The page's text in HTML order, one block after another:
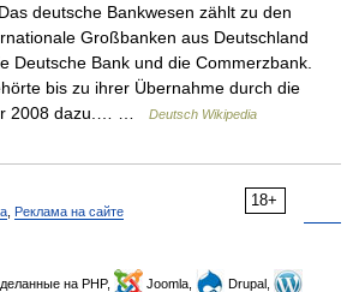
deutsche Bankwesen zählt zu den
Großbanken aus Deutschland
Deutsche Bank und die Commerzbank.
bis zu ihrer Übernahme durch die
2008 dazu.… …
Deutsch Wikipedia
18+
Реклама на сайте
на PHP, Joomla,
Drupal,